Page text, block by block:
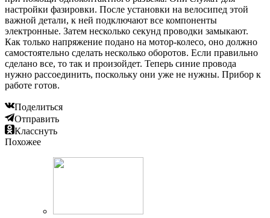
настройки фазировки. После установки на велосипед этой
важной детали, к ней подключают все компоненты
электронные. Затем несколько секунд проводки замыкают.
Как только напряжение подано на мотор-колесо, оно должно
самостоятельно сделать несколько оборотов. Если правильно
сделано все, то так и произойдет. Теперь синие провода
нужно рассоединить, поскольку они уже не нужны. Прибор к
работе готов.
Поделиться
Отправить
Класснуть
Похожее